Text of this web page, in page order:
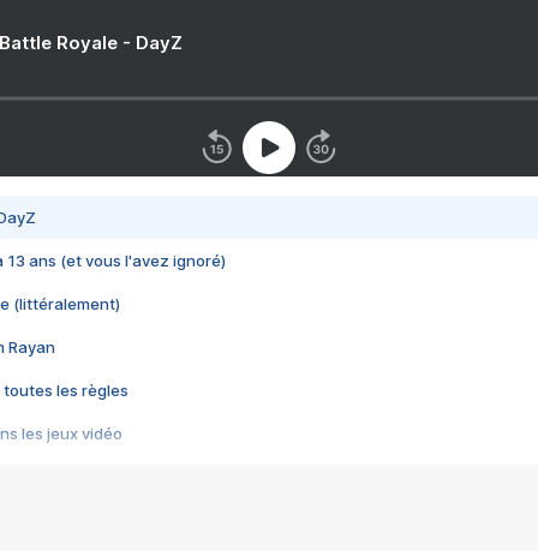
Royale - DayZ
13 ans (et vous l'avez ignoré)
(littéralement)
Rayan
toutes les règles
les jeux vidéo